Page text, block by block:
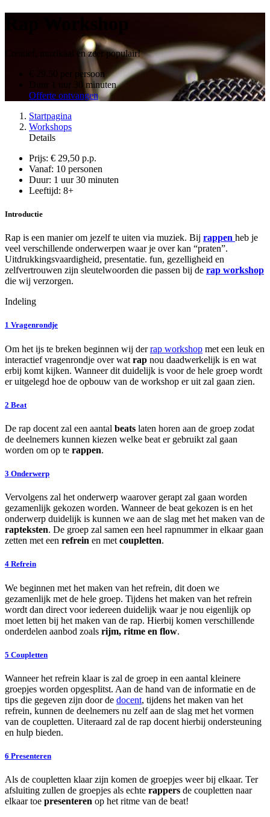
Creatief, muzikaal en zeer populair!
per persoon
1 uur 30 minuten
Offerte ontvangen
Startpagina
Workshops
Details
Prijs: € 29,50 p.p.
Vanaf: 10 personen
Duur: 1 uur 30 minuten
Leeftijd: 8+
Introductie
Rap is een manier om jezelf te uiten via muziek. Bij rappen heb je
veel verschillende onderwerpen waar je over kan “praten”.
Uitdrukkingsvaardigheid, presentatie. fun, gezelligheid en
zelfvertrouwen zijn sleutelwoorden die passen bij de rap workshop
die wij verzorgen.
Indeling
1 Vragenrondje
Om het ijs te breken beginnen wij derrap workshop met een leuk en
interactief vragenrondje over wat rap nou daadwerkelijk is en wat
erbij komt kijken. Wanneer dit duidelijk is voor de hele groep wordt
er uitgelegd hoe de opbouw van de workshop er uit zal gaan zien.
2 Beat
De rap docent zal een aantal beats laten horen aan de groep zodat
de deelnemers kunnen kiezen welke beat er gebruikt zal gaan
worden om op te rappen.
3 Onderwerp
Vervolgens zal het onderwerp waarover gerapt zal gaan worden
gezamenlijk gekozen worden. Wanneer de beat gekozen is en het
onderwerp duidelijk is kunnen we aan de slag met het maken van de
rapteksten. De groep zal samen een heel rapnummer in elkaar gaan
zetten met een refrein en met coupletten.
4 Refrein
We beginnen met het maken van het refrein, dit doen we
gezamenlijk met de hele groep. Tijdens het maken van het refrein
wordt dan direct voor iedereen duidelijk waar je nou eigenlijk op
moet letten bij het maken van de rap. Hierbij komen verschillende
onderdelen aanbod zoals rijm, ritme en flow.
5 Coupletten
Wanneer het refrein klaar is zal de groep in een aantal kleinere
groepjes worden opgesplitst. Aan de hand van de informatie en de
tips die gegeven zijn door de docent, tijdens het maken van het
refrein, kunnen de deelnemers nu zelf aan de slag met het vormen
van de coupletten. Uiteraard zal de rap docent hierbij ondersteuning
en hulp bieden.
6 Presenteren
Als de coupletten klaar zijn komen de groepjes weer bij elkaar. Ter
afsluiting zullen de groepjes als echte rappers de coupletten naar
elkaar toe presenteren op het ritme van de beat!